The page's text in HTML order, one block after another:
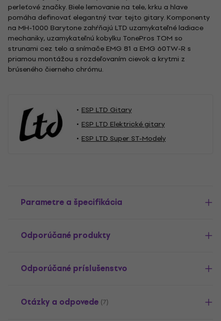
perleťové značky. Biele lemovanie na tele, krku a hlave
pomáha definovať elegantný tvar tejto gitary. Komponenty
na MH-1000 Barytone zahŕňajú LTD uzamykateľné ladiace
mechaniky, uzamykateľnú kobylku TonePros TOM so
strunami cez telo a snímače EMG 81 a EMG 60TW-R s
priamou montážou s rozdeľovaním cievok a krytmi z
brúseného čierneho chrómu.
ESP LTD Gitary
ESP LTD Elektrické gitary
ESP LTD Super ST-Modely
Parametre a špecifikácia
Odporúčané produkty
Odporúčané príslušenstvo
Otázky a odpovede (7)